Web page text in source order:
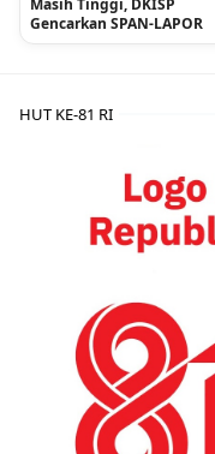
Gencarkan SPAN-LAPOR
HUT KE-81 RI